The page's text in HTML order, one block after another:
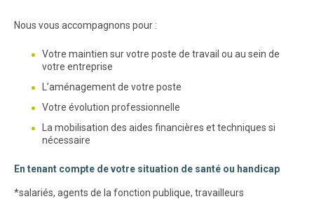
Nous vous accompagnons pour :
Votre maintien sur votre poste de travail ou au sein de
votre entreprise
L’aménagement de votre poste
Votre évolution professionnelle
La mobilisation des aides financières et techniques si
nécessaire
En tenant compte de votre situation de santé ou handicap
*salariés, agents de la fonction publique, travailleurs